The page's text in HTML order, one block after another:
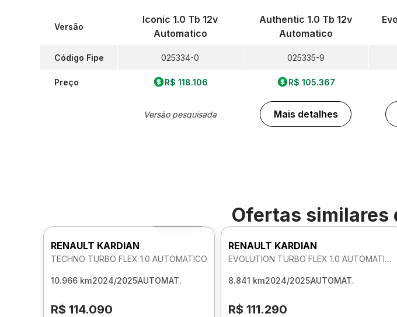
Versão
Código Fipe
Preço
Iconic 1.0 Tb 12v
Automatico
025334-0
R$ 118.106
Versão pesquisada
Authentic 1.0 Tb 12v
Automatico
025335-9
R$ 105.367
Mais detalhes
Ofertas similares
RENAULT KARDIAN
TECHNO TURBO FLEX 1.0 AUTOMATICO
10.966 km2024/2025AUTOMAT.
R$ 114.090
RENAULT KARDIAN
EVOLUTION TURBO FLEX 1.0 AUTOMATICO
8.841 km2024/2025AUTOMAT.
R$ 111.290